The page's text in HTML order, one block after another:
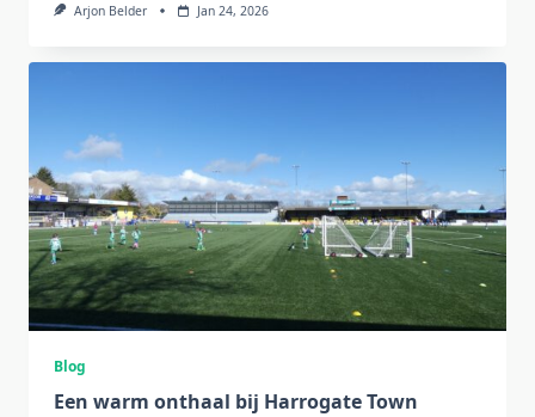
Arjon Belder Jan 24, 2026
Blog
Een warm onthaal bij Harrogate Town